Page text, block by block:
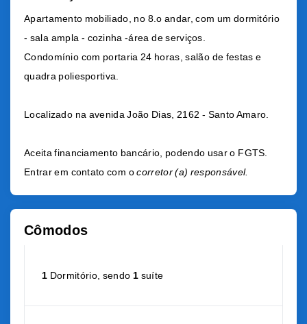
Apartamento mobiliado, no 8.o andar, com um dormitório
- sala ampla - cozinha -área de serviços.
Condomínio com portaria 24 horas, salão de festas e
quadra poliesportiva.
Localizado na avenida João Dias, 2162 - Santo Amaro.
Aceita financiamento bancário, podendo usar o FGTS.
Entrar em contato com ocorretor (a) responsável.
Cômodos
1 Dormitório, sendo 1 suíte